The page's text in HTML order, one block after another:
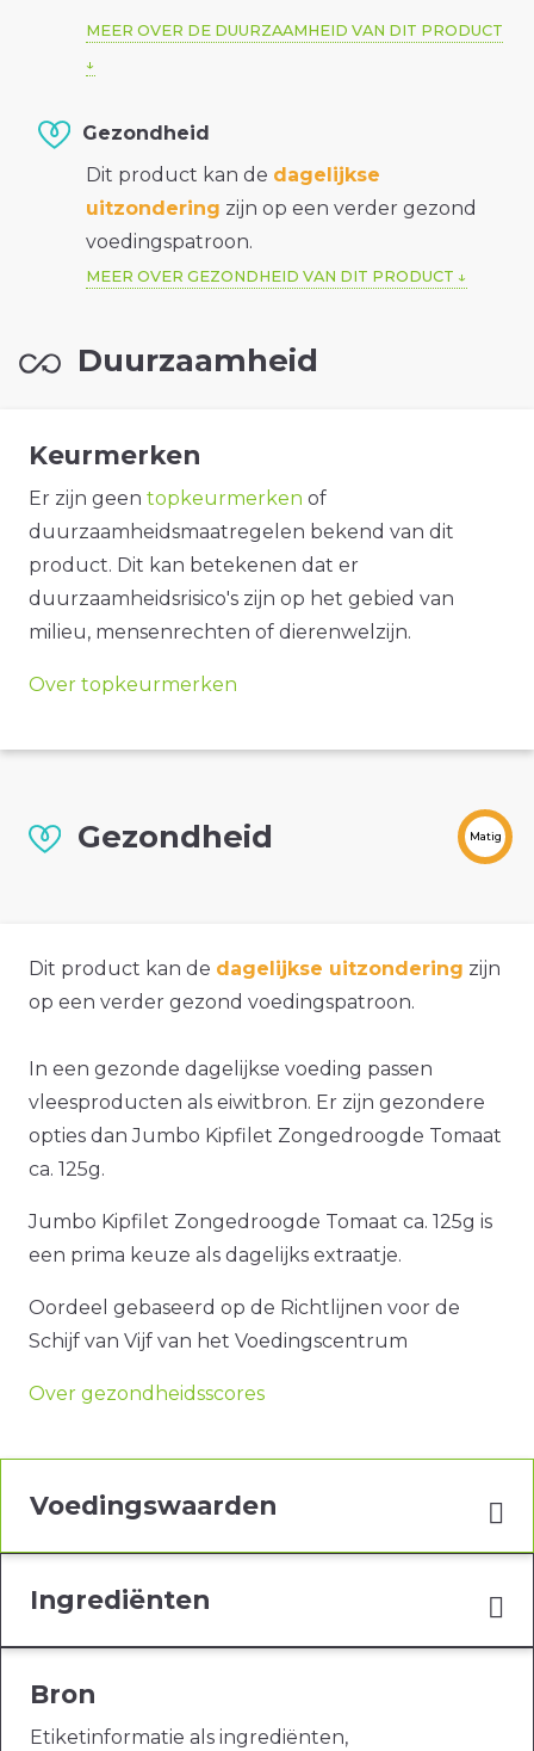
MEER OVER DE DUURZAAMHEID VAN DIT PRODUCT
Gezondheid
Dit product kan de dagelijkse
uitzondering zijn op een verder gezond
voedingspatroon.
MEER OVER GEZONDHEID VAN DIT PRODUCT
Duurzaamheid
Keurmerken
Er zijn geen topkeurmerken of
duurzaamheidsmaatregelen bekend van dit
product. Dit kan betekenen dat er
duurzaamheidsrisico's zijn op het gebied van
milieu, mensenrechten of dierenwelzijn.
Over topkeurmerken
Gezondheid Matig
Dit product kan de dagelijkse uitzondering zijn
op een verder gezond voedingspatroon.
In een gezonde dagelijkse voeding passen
vleesproducten als eiwitbron. Er zijn gezondere
opties dan Jumbo Kipfilet Zongedroogde Tomaat
ca. 125g.
Jumbo Kipfilet Zongedroogde Tomaat ca. 125g is
een prima keuze als dagelijks extraatje.
Oordeel gebaseerd op de Richtlijnen voor de
Schijf van Vijf van het Voedingscentrum
Over gezondheidsscores
Voedingswaarden
Ingrediënten
Bron
Etiketinformatie als ingrediënten,